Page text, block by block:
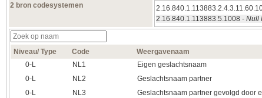
2 bron codesystemen
2.16.840.1.113883.5.1008 - Null
Niveau/ Type Code Weergavenaam
0‑L
NL1 Eigen geslachtsnaam
0‑L
NL2 Geslachtsnaam partner
0‑L
NL3 Geslachtsnaam partner gevolgd door